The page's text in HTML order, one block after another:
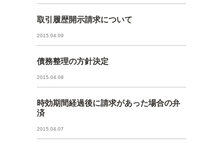
取引履歴開示請求について
2015.04.09
債務整理の方針決定
2015.04.08
時効期間経過後に請求があった場合の弁
済
2015.04.07